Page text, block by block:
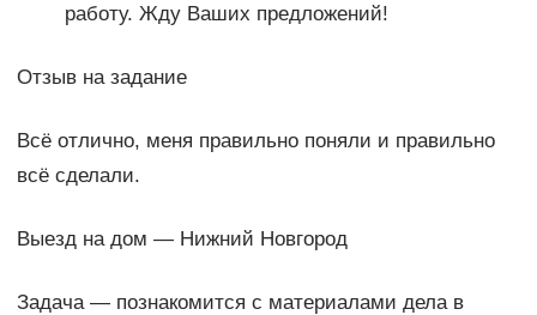
работу. Жду Ваших предложений!
Отзыв на задание
Всё отлично, меня правильно поняли и правильно
всё сделали.
Выезд на дом — Нижний Новгород
Задача — познакомится с материалами дела в